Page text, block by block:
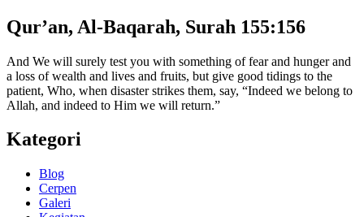
Qur’an, Al-Baqarah, Surah 155:156
And We will surely test you with something of fear and hunger and
a loss of wealth and lives and fruits, but give good tidings to the
patient, Who, when disaster strikes them, say, “Indeed we belong to
Allah, and indeed to Him we will return.”
Kategori
Blog
Cerpen
Galeri